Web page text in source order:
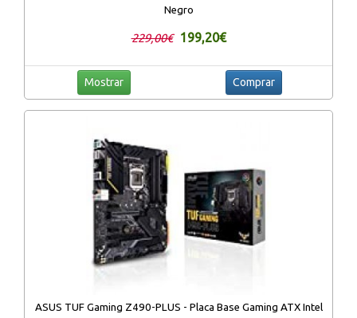
Negro
229,00€ 199,20€
Mostrar Comprar
ASUS TUF Gaming Z490-PLUS - Placa Base Gaming ATX Intel